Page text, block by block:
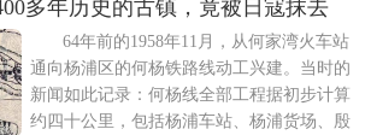
人比赛，他们各自炫耀自己的日本刀厉害，
于是双方约定，看谁先杀死100个中国人，输
的那个人要给赢的人一
多年历史的古镇，竟被日寇抹去
64年前的1958年11月，从何家湾火车站
通向杨浦区的何杨铁路线动工兴建。当时的
新闻如此记录：何杨线全部工程据初步计算
约四十公里，包括杨浦车站、杨浦货场、殷